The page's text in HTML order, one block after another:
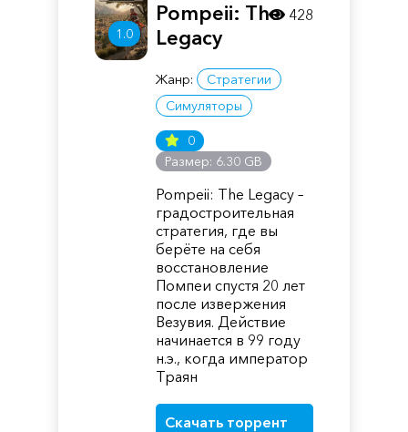
1.0
Pompeii: The
Legacy
Жанр:
Стратегии
Симуляторы
0
Размер: 6.30 GB
Pompeii: The Legacy –
градостроительная
стратегия, где вы
берёте на себя
восстановление
Помпеи спустя 20 лет
после извержения
Везувия. Действие
начинается в 99 году
н.э., когда император
Траян
Скачать торрент
428